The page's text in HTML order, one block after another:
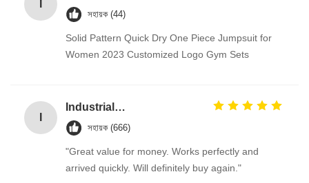
সহায়ক (44)
Solid Pattern Quick Dry One Piece Jumpsuit for
Women 2023 Customized Logo Gym Sets
Industrial Street Light pole machine / making equipment for Lamp post
সহায়ক (666)
"Great value for money. Works perfectly and
arrived quickly. Will definitely buy again."